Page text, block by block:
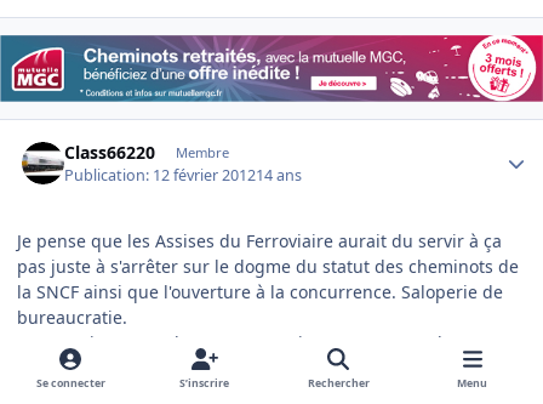
Class66220 Membre
Publication: 12 février 201214 ans
Je pense que les Assises du Ferroviaire aurait du servir à ça
pas juste à s'arrêter sur le dogme du statut des cheminots de
la SNCF ainsi que l'ouverture à la concurrence. Saloperie de
bureaucratie.
Le pouvoir au peuple et aux connaisseurs que sont les gens
du terrain parce que avec tout ces bureaucrates, ON EST PAS
DANS LA MERDE. :Smiley_57:
Se connecter S’inscrire Rechercher Menu